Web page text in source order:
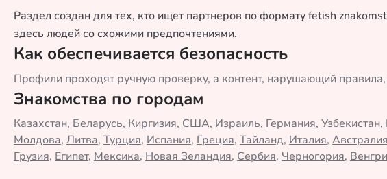
Раздел создан для тех, кто ищет партнеров по формату fetish
здесь людей со схожими предпочтениями.
Как обеспечивается безопасность
Профили проходят ручную проверку, а контент, нарушающий
Знакомства по городам
Казахстан, Беларусь, Киргизия, США, Израиль, Германия, Узбекистан,
Молдова, Литва, Турция, Испания, Греция, Тайланд, Италия, Австралия
Грузия, Египет, Мексика, Новая Зеландия, Сербия, Черногория,